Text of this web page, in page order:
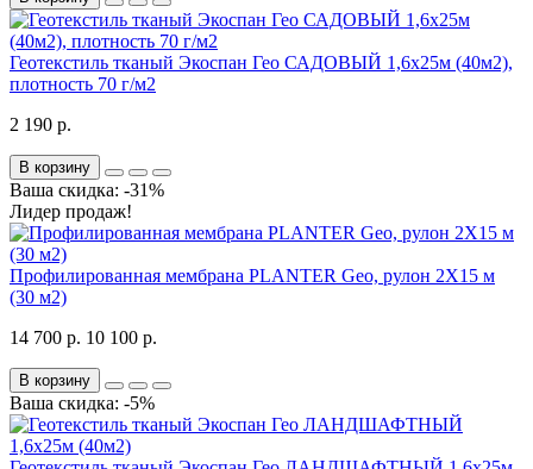
Геотекстиль тканый Экоспан Гео САДОВЫЙ 1,6х25м (40м2),
плотность 70 г/м2
2 190 р.
В корзину
Ваша скидка: -31%
Лидер продаж!
Профилированная мембрана PLANTER Geo, рулон 2Х15 м
(30 м2)
14 700 р. 10 100 р.
В корзину
Ваша скидка: -5%